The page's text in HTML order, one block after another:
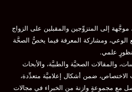
موجَّهة إلى المتزوِّجين والمقبلين على الزواج
الوعي، ومشاركة المعرفة فيما يخصُّ الصحَّة
علمي.
والمقالات الصحيَّة والطبيَّة، والأبحاث
الاختصاص، ضمن أشكال إعلاميَّة متعدِّدة،
مع مجموعةٍ وازنة من الخبراء في مجالات